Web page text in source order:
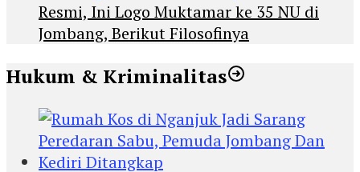
Resmi, Ini Logo Muktamar ke 35 NU di
Jombang, Berikut Filosofinya
Hukum & Kriminalitas